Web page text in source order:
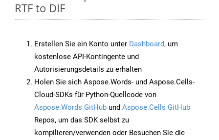
RTF to DIF
Erstellen Sie ein Konto unter Dashboard, um
kostenlose API-Kontingente und
Autorisierungsdetails zu erhalten
Holen Sie sich Aspose.Words- und Aspose.Cells-
Cloud-SDKs für Python-Quellcode von
Aspose.Words GitHub und Aspose.Cells GitHub
Repos, um das SDK selbst zu
kompilieren/verwenden oder Besuchen Sie die